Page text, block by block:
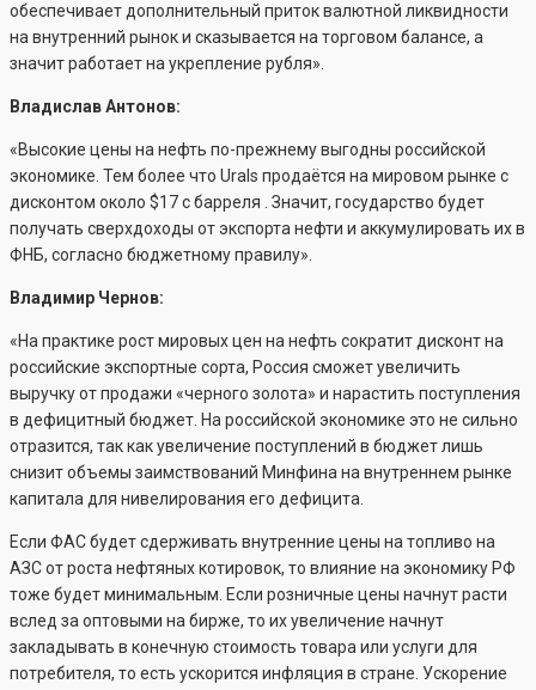
обеспечивает дополнительный приток валютной ликвидности
на внутренний рынок и сказывается на торговом балансе, а
значит работает на укрепление рубля».
Владислав Антонов:
«Высокие цены на нефть по-прежнему выгодны российской
экономике. Тем более что Urals продаётся на мировом рынке с
дисконтом около $17 с барреля . Значит, государство будет
получать сверхдоходы от экспорта нефти и аккумулировать их в
ФНБ, согласно бюджетному правилу».
Владимир Чернов:
«На практике рост мировых цен на нефть сократит дисконт на
российские экспортные сорта, Россия сможет увеличить
выручку от продажи «черного золота» и нарастить поступления
в дефицитный бюджет. На российской экономике это не сильно
отразится, так как увеличение поступлений в бюджет лишь
снизит объемы заимствований Минфина на внутреннем рынке
капитала для нивелирования его дефицита.
Если ФАС будет сдерживать внутренние цены на топливо на
АЗС от роста нефтяных котировок, то влияние на экономику РФ
тоже будет минимальным. Если розничные цены начнут расти
вслед за оптовыми на бирже, то их увеличение начнут
закладывать в конечную стоимость товара или услуги для
потребителя, то есть ускорится инфляция в стране. Ускорение